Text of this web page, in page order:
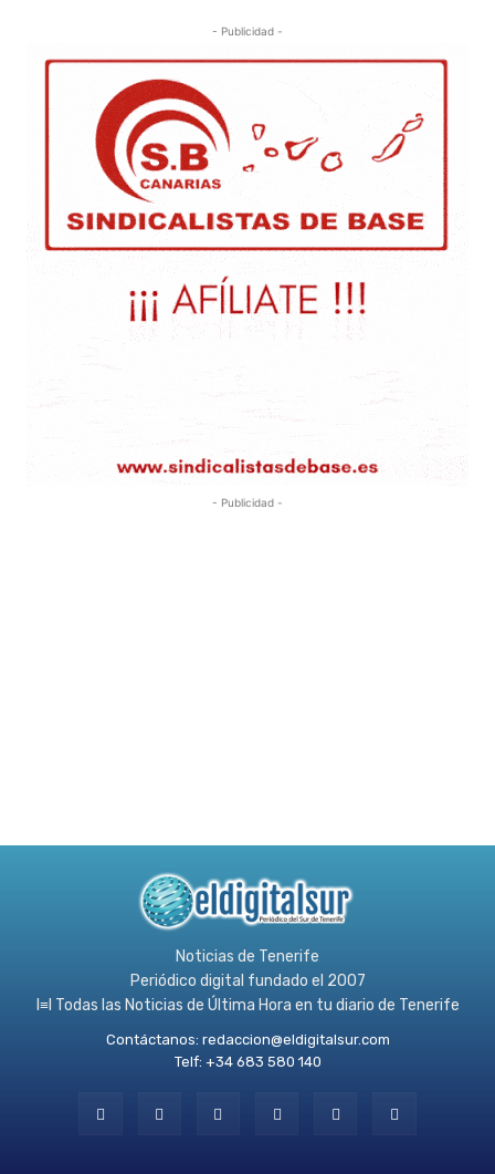
- Publicidad -
- Publicidad -
Noticias de Tenerife
Periódico digital fundado el 2007
l≡l Todas las Noticias de Última Hora en tu diario de Tenerife
Contáctanos: redaccion@eldigitalsur.com
Telf: +34 683 580 140